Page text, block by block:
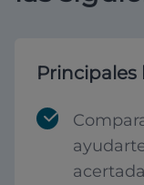
Principales